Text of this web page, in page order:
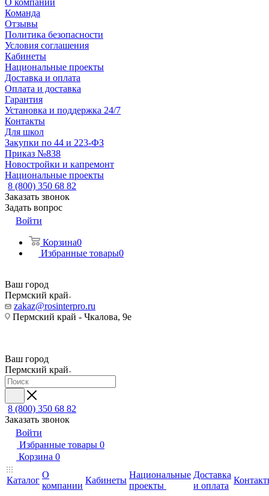
О компании
Команда
Отзывы
Политика безопасности
Условия соглашения
Кабинеты
Национальные проекты
Доставка и оплата
Оплата и доставка
Гарантия
Установка и поддержка 24/7
Контакты
Для школ
Закупки по 44 и 223-ФЗ
Приказ №838
Новостройки и капремонт
Национальные проекты
8 (800) 350 68 82
Заказать звонок
Задать вопрос
Войти
Корзина0
Избранные товары0
Ваш город
Пермский край
zakaz@rosinterpro.ru
Пермский край - Чкалова, 9е
Ваш город
Пермский край
8 (800) 350 68 82
Заказать звонок
Войти
Избранные товары 0
Корзина 0
Каталог
О
компании
Кабинеты
Национальные
проекты
Доставка
и оплата